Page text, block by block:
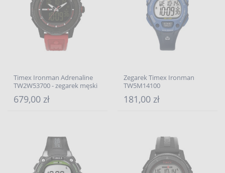
Timex Ironman Adrenaline
TW2W53700 - zegarek męski
679,00 zł
Zegarek Timex Ironman
TW5M14100
181,00 zł